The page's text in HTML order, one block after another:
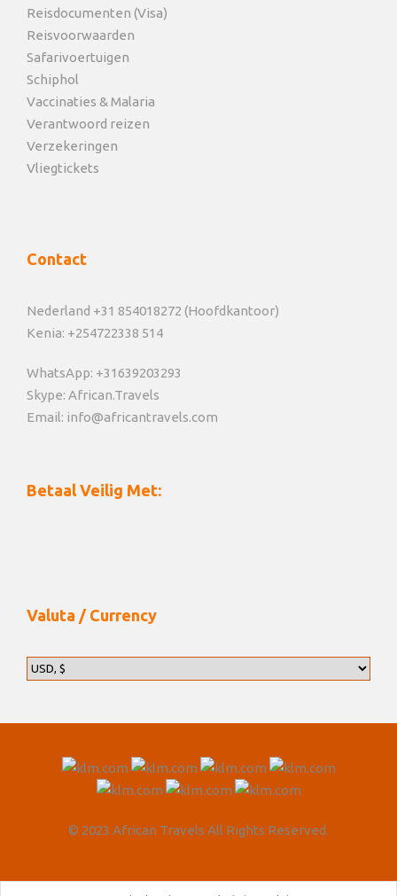
Reisdocumenten (Visa)
Reisvoorwaarden
Safarivoertuigen
Schiphol
Vaccinaties & Malaria
Verantwoord reizen
Verzekeringen
Vliegtickets
Contact
Nederland +31 854018272 (Hoofdkantoor)
Kenia: +254722338 514
WhatsApp: +31639203293
Skype: African.Travels
Email: info@africantravels.com
Betaal Veilig Met:
Valuta / Currency
© 2023 African Travels All Rights Reserved.